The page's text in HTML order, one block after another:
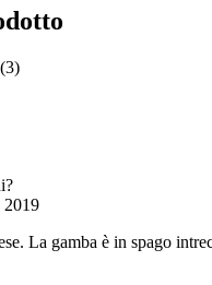
(3)
2019
La gamba è in spago